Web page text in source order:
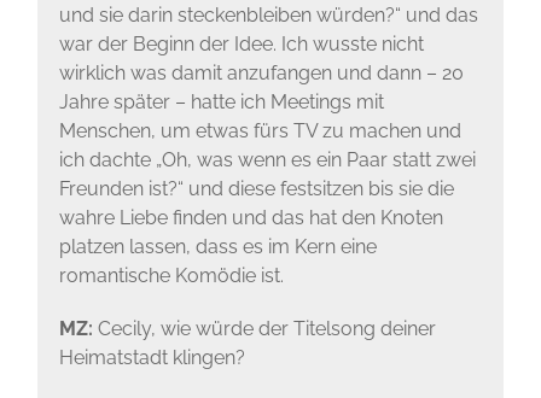
und sie darin steckenbleiben würden?“ und das
war der Beginn der Idee. Ich wusste nicht
wirklich was damit anzufangen und dann – 20
Jahre später – hatte ich Meetings mit
Menschen, um etwas fürs TV zu machen und
ich dachte „Oh, was wenn es ein Paar statt zwei
Freunden ist?“ und diese festsitzen bis sie die
wahre Liebe finden und das hat den Knoten
platzen lassen, dass es im Kern eine
romantische Komödie ist.
MZ: Cecily, wie würde der Titelsong deiner
Heimatstadt klingen?